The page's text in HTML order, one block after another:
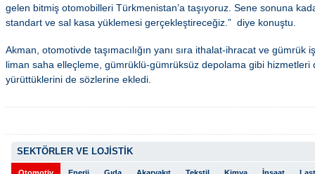
gelen bitmiş otomobilleri Türkmenistan’a taşıyoruz. Sene sonuna
standart ve sal kasa yüklemesi gerçekleştireceğiz.” diye konuştu.
Akman, otomotivde taşımacılığın yanı sıra ithalat-ihracat ve
liman saha elleçleme, gümrüklü-gümrüksüz depolama gibi hizmetleri
yürüttüklerini de sözlerine ekledi.
SEKTÖRLER VE LOJİSTİK